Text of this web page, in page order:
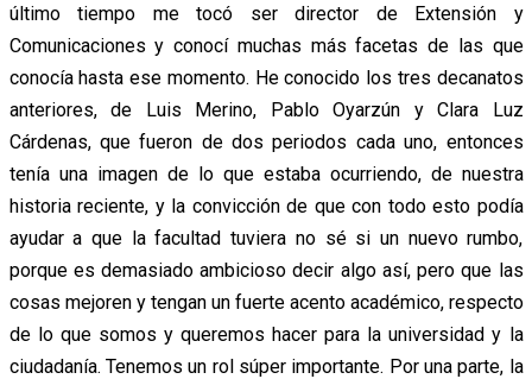
último tiempo me tocó ser director de Extensión y
Comunicaciones y conocí muchas más facetas de las que
conocía hasta ese momento. He conocido los tres decanatos
anteriores, de Luis Merino, Pablo Oyarzún y Clara Luz
Cárdenas, que fueron de dos periodos cada uno, entonces
tenía una imagen de lo que estaba ocurriendo, de nuestra
historia reciente, y la convicción de que con todo esto podía
ayudar a que la facultad tuviera no sé si un nuevo rumbo,
porque es demasiado ambicioso decir algo así, pero que las
cosas mejoren y tengan un fuerte acento académico, respecto
de lo que somos y queremos hacer para la universidad y la
ciudadanía. Tenemos un rol súper importante. Por una parte, la